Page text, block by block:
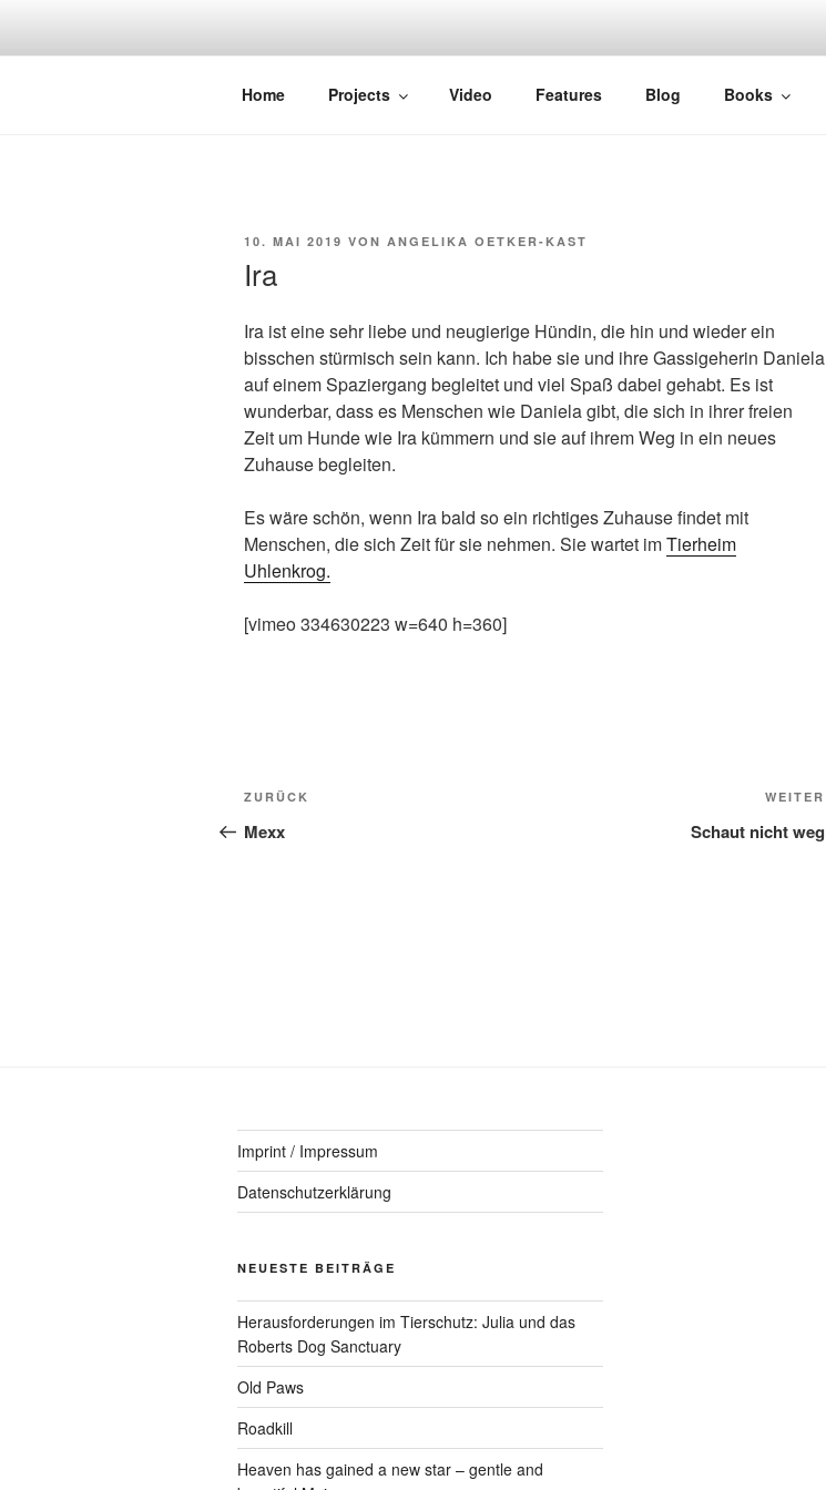
STRAYDOK
Home Projects Video Features Blog Books
VERÖFFENTLICHT
10. MAI 2019 VON ANGELIKA OETKER-KAST
Ira
Ira ist eine sehr liebe und neugierige Hündin, die hin und wieder ein
bisschen stürmisch sein kann. Ich habe sie und ihre Gassigeherin Daniela
auf einem Spaziergang begleitet und viel Spaß dabei gehabt. Es ist
wunderbar, dass es Menschen wie Daniela gibt, die sich in ihrer freien
Zeit um Hunde wie Ira kümmern und sie auf ihrem Weg in ein neues
Zuhause begleiten.
Es wäre schön, wenn Ira bald so ein richtiges Zuhause findet mit
Menschen, die sich Zeit für sie nehmen. Sie wartet imTierheim
Uhlenkrog.
[vimeo 334630223 w=640 h=360]
Beitragsnavigation
Vorheriger
Beitrag
ZURÜCK
Mexx
WEITER
Schaut nicht weg
Imprint / Impressum
Datenschutzerklärung
NEUESTE BEITRÄGE
Herausforderungen im Tierschutz: Julia und das
Roberts Dog Sanctuary
Old Paws
Roadkill
Heaven has gained a new star – gentle and